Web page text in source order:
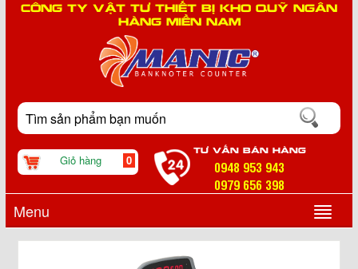
CÔNG TY VẬT TƯ THIẾT BỊ KHO QUỸ NGÂN
HÀNG MIỀN NAM
Giỏ hàng 0
TƯ VẤN BÁN HÀNG
0948 953 943
0979 656 398
Menu